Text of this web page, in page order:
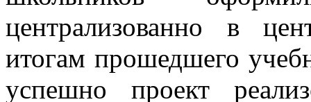
централизованно в
итогам прошедшего
успешно проект